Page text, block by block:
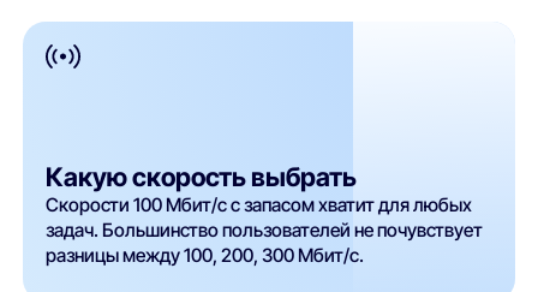
Какую скорость выбрать
Скорости 100 Мбит/с с запасом хватит для любых
задач. Большинство пользователей не почувствует
разницы между 100, 200, 300 Мбит/с.